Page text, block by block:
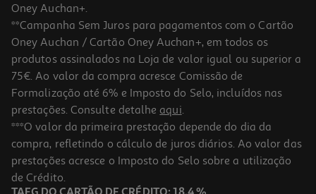
5.0
Máquina Lavar Roupa Lg F4x7511tbb - Preto Matte A 11kg
749.99 €/un
749,99 €
Oney Auchan+.
**Campanha Sem Juros para pagamentos com o Cartão
Oney Auchan / Cartão Oney Auchan+, em todos os
produtos assinalados na Loja de valor igual ou superior a
75€. Ao valor da compra acresce Comissão de
Formalização até 6% e Imposto do Selo, incluídos nas
prestações. Consulte detalhe aqui.
***O valor da primeira prestação depende do dia da
compra, refletindo o cálculo de juros diários. Ao valor das
prestações acresce o Imposto do Selo sobre a utilização
de Crédito.